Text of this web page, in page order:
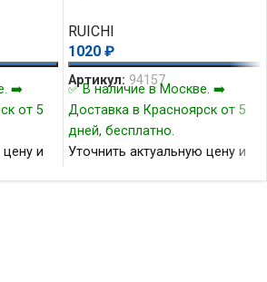
➡️
от 5
и
RUICHI
1020 ₽
Артикул: 94157
✅ В наличие в Москве. ➡️
Доставка в Красноярск от 5
дней, бесплатно.
Уточнить актуальную цену и